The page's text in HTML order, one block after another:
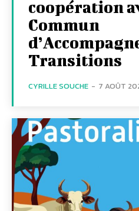
coopération
Commun
Transitions
CYRILLE SOUCHE - 7 AOÛT